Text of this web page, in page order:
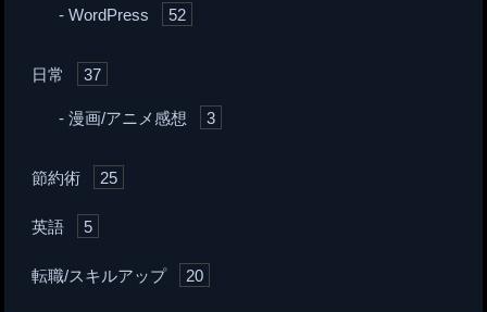
WordPress 52
日常 37
漫画/アニメ感想 3
節約術 25
英語 5
転職/スキルアップ 20